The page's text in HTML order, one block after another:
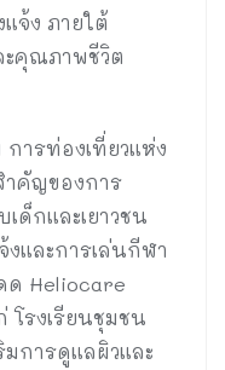
จ้ง ภายใต้
ะคุณภาพชีวิต
ารท่องเที่ยวแห่ง
ำคัญของการ
ด็กและเยาวชน
และการเล่นกีฬา
Heliocare
โรงเรียนชุมชน
การดูแลผิวและ